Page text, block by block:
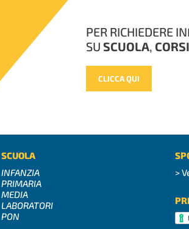
PER RICHIEDERE
SUSCUOLA, CORSI
CLICCA QUI
SCUOLA
INFANZIA
PRIMARIA
MEDIA
LABORATORI
PON
>